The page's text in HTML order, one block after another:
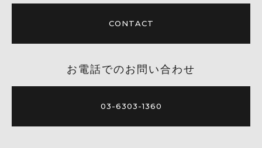
CONTACT
お電話でのお問い合わせ
03-6303-1360